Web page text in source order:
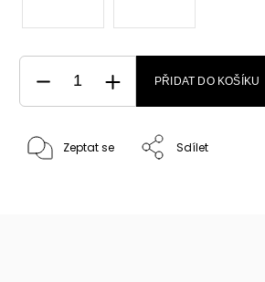
PŘIDAT DO KOŠÍKU
Zeptat se Sdílet